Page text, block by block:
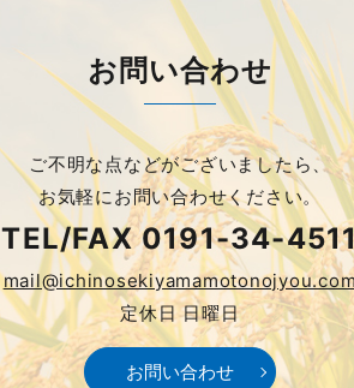
お問い合わせ
ご不明な点などがございましたら、
お気軽にお問い合わせください。
TEL/FAX0191-34-
mail@ichinosekiyamamotonojyou.com
定休日 日曜日
お問い合わせ